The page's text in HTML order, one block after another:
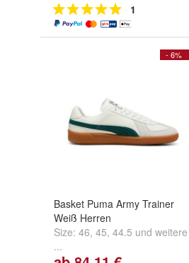
1
- 6%
Basket Puma Army Trainer
Weiß Herren
Size: 46, 45, 44.5 und weitere
...